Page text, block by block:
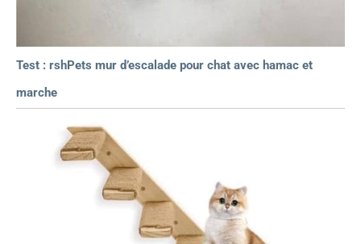
Test : rshPets mur d’escalade pour chat avec hamac et
marche